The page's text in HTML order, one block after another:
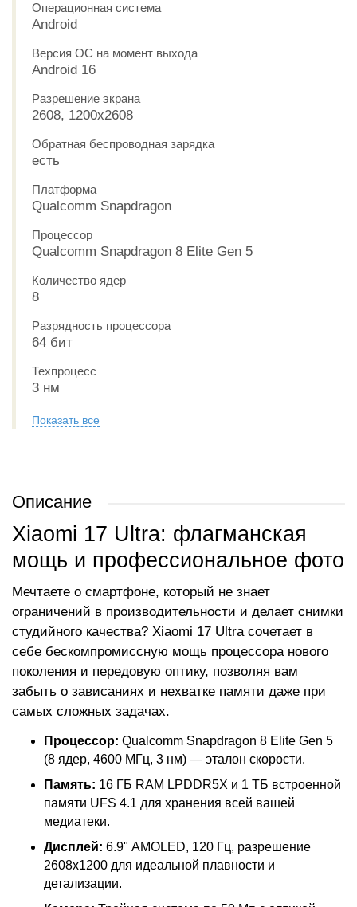
Операционная система
Android
Версия ОС на момент выхода
Android 16
Разрешение экрана
2608, 1200x2608
Обратная беспроводная зарядка
есть
Платформа
Qualcomm Snapdragon
Процессор
Qualcomm Snapdragon 8 Elite Gen 5
Количество ядер
8
Разрядность процессора
64 бит
Техпроцесс
3 нм
Показать все
Описание
Xiaomi 17 Ultra: флагманская
мощь и профессиональное фото
Мечтаете о смартфоне, который не знает
ограничений в производительности и делает снимки
студийного качества? Xiaomi 17 Ultra сочетает в
себе бескомпромиссную мощь процессора нового
поколения и передовую оптику, позволяя вам
забыть о зависаниях и нехватке памяти даже при
самых сложных задачах.
Процессор: Qualcomm Snapdragon 8 Elite Gen 5
(8 ядер, 4600 МГц, 3 нм) — эталон скорости.
Память: 16 ГБ RAM LPDDR5X и 1 ТБ встроенной
памяти UFS 4.1 для хранения всей вашей
медиатеки.
Дисплей: 6.9" AMOLED, 120 Гц, разрешение
2608x1200 для идеальной плавности и
детализации.